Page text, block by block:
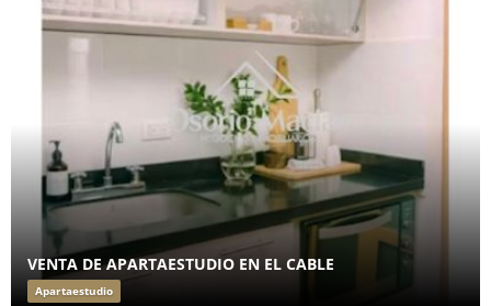
VENTA DE APARTAESTUDIO EN EL CABLE
Apartaestudio